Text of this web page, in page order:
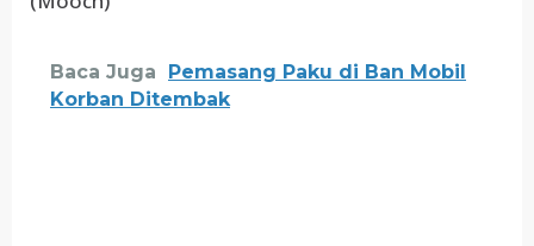
Baca Juga
Pemasang Paku di Ban Mobil
Korban Ditembak